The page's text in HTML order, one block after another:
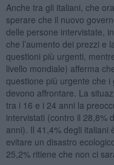
Anche tra gli italiani, che
sperare che il nuovo
delle persone intervistate,
che l’aumento dei prezzi e
questioni più urgenti,
livello mondiale) afferma
questione più urgente che
devono affrontare. La
tra i 16 e i 24 anni la
intervistati (contro il 28,8%
anni). Il 41,4% degli italiani
evitare un disastro
25,2% ritiene che non ci